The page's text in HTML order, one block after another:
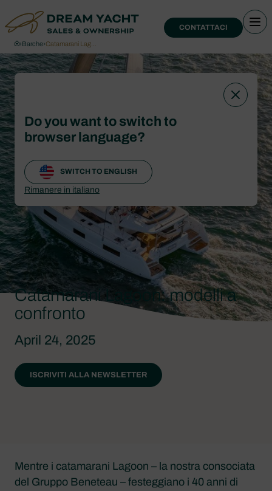
CONTATTACI
›Barche›Catamarani Lag…
Catamarani Lagoon: modelli a
confronto
April 24, 2025
ISCRIVITI ALLA NEWSLETTER
Mentre i catamarani Lagoon – la nostra consociata
del Gruppo Beneteau – festeggiano i 40 anni di
Do you want to switch to
browser language?
SWITCH TO ENGLISH
Rimanere in italiano